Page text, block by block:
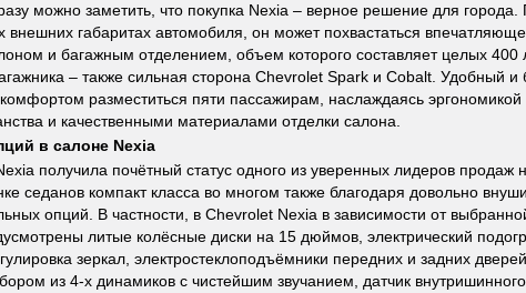
можно заметить, что покупка Nexia – верное решение для города.
внешних габаритах автомобиля, он может похвастаться впечатляюще
и багажным отделением, объем которого составляет целых 400
– также сильная сторона Chevrolet Spark и Cobalt. Удобный и
разместиться пяти пассажирам, наслаждаясь эргономикой
и качественными материалами отделки салона.
в салоне Nexia
получила почётный статус одного из уверенных лидеров продаж
седанов компакт класса во многом также благодаря довольно
опций. В частности, в Chevrolet Nexia в зависимости от
литые колёсные диски на 15 дюймов, электрический
зеркал, электростеклоподъёмники передних и задних
из 4-х динамиков с чистейшим звучанием, датчик